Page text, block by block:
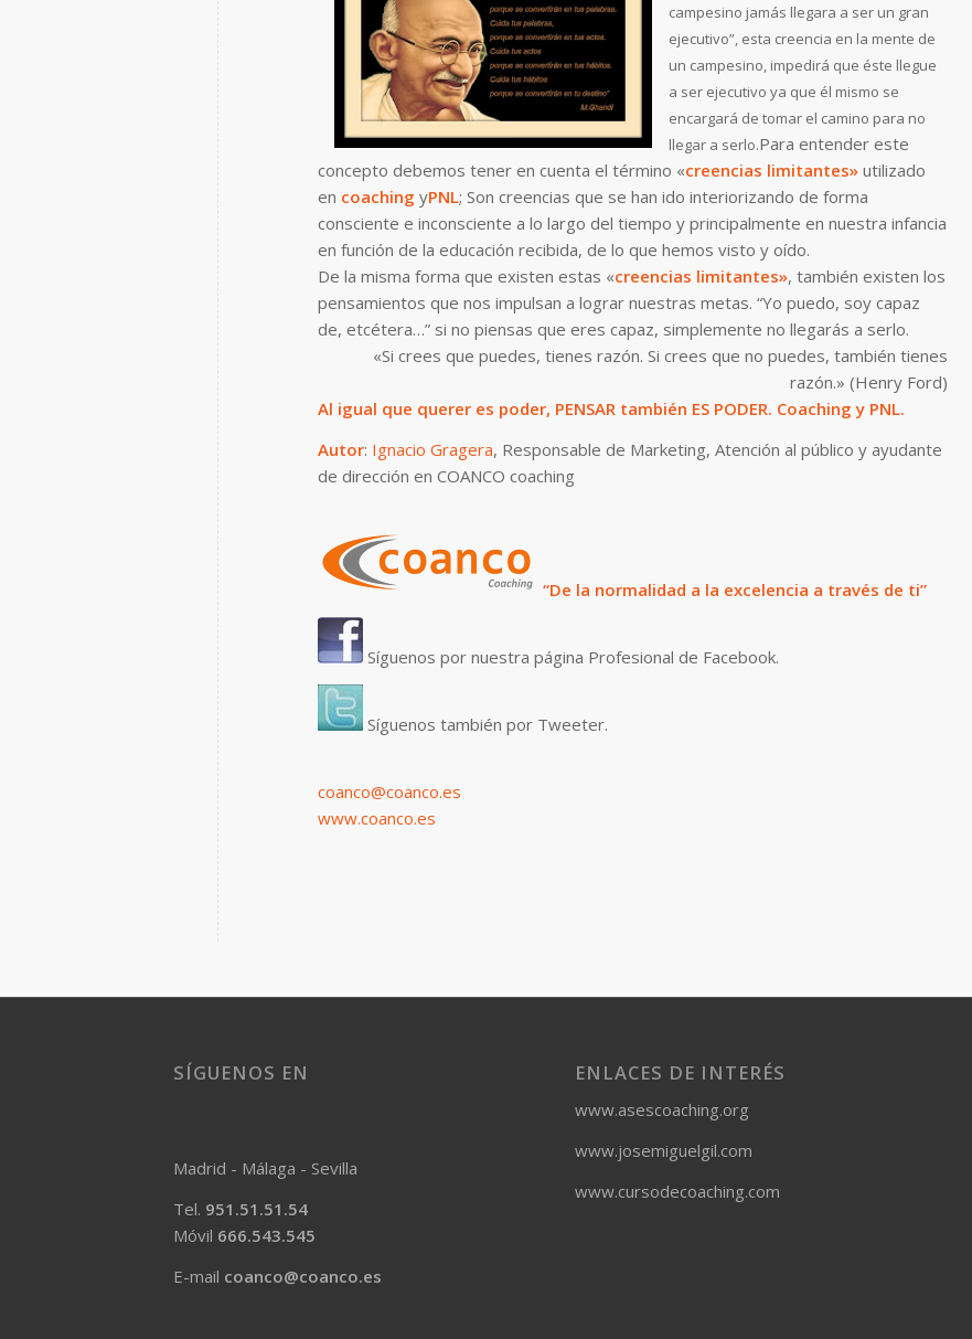
campesino jamás llegara a ser un gran
ejecutivo”, esta creencia en la mente de
un campesino, impedirá que éste llegue
a ser ejecutivo ya que él mismo se
encargará de tomar el camino para no
llegar a serlo.Para entender este
concepto debemos tener en cuenta el término «creencias limitantes» utilizado
en coaching yPNL; Son creencias que se han ido interiorizando de forma
consciente e inconsciente a lo largo del tiempo y principalmente en nuestra infancia
en función de la educación recibida, de lo que hemos visto y oído.
De la misma forma que existen estas «creencias limitantes», también existen los
pensamientos que nos impulsan a lograr nuestras metas. “Yo puedo, soy capaz
de, etcétera…” si no piensas que eres capaz, simplemente no llegarás a serlo.
«Si crees que puedes, tienes razón. Si crees que no puedes, también tienes
razón.» (Henry Ford)
Al igual que querer es poder, PENSAR también ES PODER. Coaching y PNL.
Autor: Ignacio Gragera, Responsable de Marketing, Atención al público y ayudante
de dirección en COANCO coaching
“De la normalidad a la excelencia a través de ti”
Síguenos por nuestra página Profesional de Facebook.
Síguenos también por Tweeter.
coanco@coanco.es
www.coanco.es
SÍGUENOS EN
Madrid - Málaga - Sevilla
Tel. 951.51.51.54
Móvil 666.543.545
E-mail coanco@coanco.es
ENLACES DE INTERÉS
www.asescoaching.org
www.josemiguelgil.com
www.cursodecoaching.com